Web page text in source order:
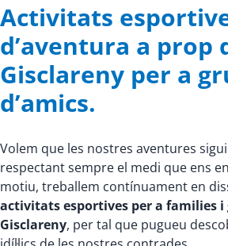
Activitats
d’aventura a prop
Gisclareny per a
d’amics.
Volem que les nostres aventures
respectant sempre el medi que ens
motiu, treballem contínuament en
activitats esportives per a families i
Gisclareny, per tal que pugueu